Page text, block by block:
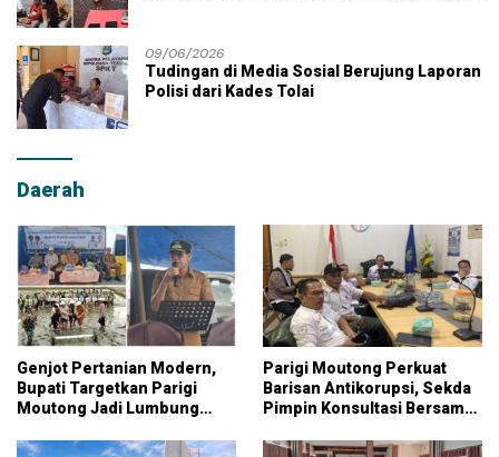
09/06/2026
Tudingan di Media Sosial Berujung Laporan
Polisi dari Kades Tolai
Daerah
Genjot Pertanian Modern,
Bupati Targetkan Parigi
Moutong Jadi Lumbung
Parigi Moutong Perkuat
Barisan Antikorupsi, Sekda
Pimpin Konsultasi Bersama